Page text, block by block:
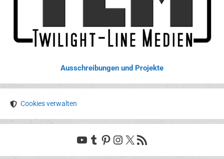
Ausschreibungen und Projekte
Cookies verwalten
YouTube
Tumblr
Pinterest
Instagram
X RSS-Feed